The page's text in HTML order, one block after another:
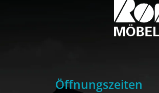
Öffnungszeiten